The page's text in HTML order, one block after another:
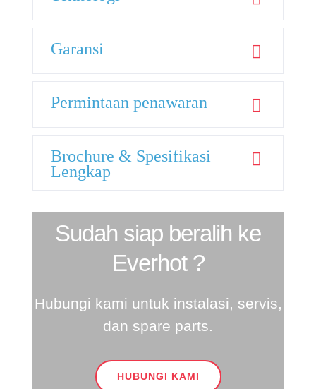
Garansi
Permintaan penawaran
Brochure & Spesifikasi
Lengkap
Sudah siap beralih ke
Everhot ?
Hubungi kami untuk instalasi, servis,
dan spare parts.
HUBUNGI KAMI